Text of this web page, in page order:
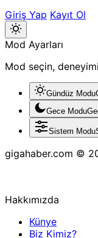
Giriş Yap Kayıt Ol
Mod
değiştir
Mod Ayarları
Mod seçin,
Gündüz Modu
Gece Modu
Sistem Modu
gigahaber.com ©
Hakkımızda
Künye
Biz Kimiz?